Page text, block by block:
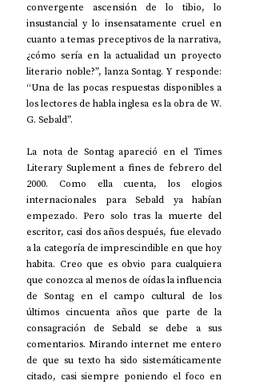
convergente ascensión de lo tibio, lo
insustancial y lo insensatamente cruel en
cuanto a temas preceptivos de la narrativa,
¿cómo sería en la actualidad un proyecto
literario noble?”, lanza Sontag. Y responde:
“Una de las pocas respuestas disponibles a
los lectores de habla inglesa es la obra de W.
G. Sebald”.
La nota de Sontag apareció en el Times
Literary Suplement a fines de febrero del
2000. Como ella cuenta, los elogios
internacionales para Sebald ya habían
empezado. Pero solo tras la muerte del
escritor, casi dos años después, fue elevado
a la categoría de imprescindible en que hoy
habita. Creo que es obvio para cualquiera
que conozca al menos de oídas la influencia
de Sontag en el campo cultural de los
últimos cincuenta años que parte de la
consagración de Sebald se debe a sus
comentarios. Mirando internet me entero
de que su texto ha sido sistemáticamente
citado, casi siempre poniendo el foco en